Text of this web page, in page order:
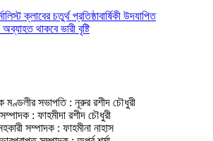
ক্লাবের চতুর্থ প্রতিষ্ঠাবার্ষিকী উদযাপিত
থাকবে ভারী বৃষ্টি
মণ্ডলীর সভাপতি : নূরুর রশীদ চৌধুরী
সম্পাদক : ফাহমীদা রশীদ চৌধুরী
সম্পাদক : ফাহমীনা নাহাস